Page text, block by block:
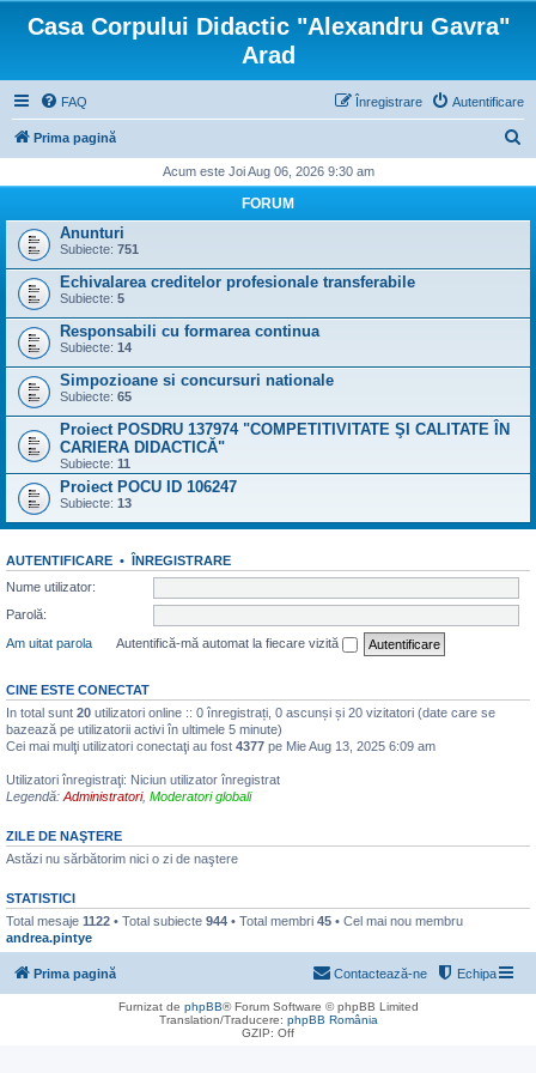
Casa Corpului Didactic "Alexandru Gavra"
Arad
FAQ Autentificare
Înregistrare
Prima pagină
t
Acum este Joi Aug 06, 2026 9:30 am
FORUM
Anunturi
Subiecte: 751
Echivalarea creditelor profesionale transferabile
Subiecte: 5
Responsabili cu formarea continua
Subiecte: 14
Simpozioane si concursuri nationale
Subiecte: 65
Proiect POSDRU 137974 "COMPETITIVITATE ŞI CALITATE ÎN
CARIERA DIDACTICĂ"
Subiecte: 11
Proiect POCU ID 106247
Subiecte: 13
AUTENTIFICARE • ÎNREGISTRARE
Nume utilizator:
Parolă:
Am uitat parola
Autentifică-mă automat la fiecare vizită
CINE ESTE CONECTAT
In total sunt 20 utilizatori online :: 0 înregistrați, 0 ascunși și 20 vizitatori (date care se
bazează pe utilizatorii activi în ultimele 5 minute)
Cei mai mulţi utilizatori conectaţi au fost 4377 pe Mie Aug 13, 2025 6:09 am
Utilizatori înregistraţi: Niciun utilizator înregistrat
Legendă: Administratori, Moderatori globali
ZILE DE NAŞTERE
Astăzi nu sărbătorim nici o zi de naştere
STATISTICI
Total mesaje 1122 • Total subiecte 944 • Total membri 45 • Cel mai nou membru
andrea.pintye
Prima pagină Echipa
Contactează-ne
Furnizat de phpBB® Forum Software © phpBB Limited
Translation/Traducere: phpBB România
GZIP: Off